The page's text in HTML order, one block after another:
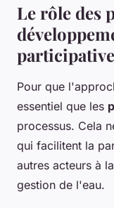
Le rôle des
Pour que
essentiel que les
processus. Cela
qui facilitent la
autres acteurs à
gestion de l'eau.